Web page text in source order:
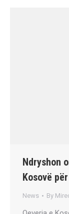
Ndryshon
Kosovë
News By